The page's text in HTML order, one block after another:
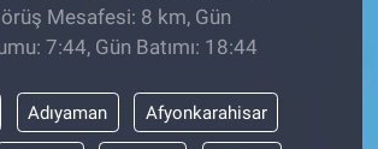
Mesafesi: 8 km, Gün
7:44, Gün Batımı: 18:44
Adıyaman Afyonkarahisar